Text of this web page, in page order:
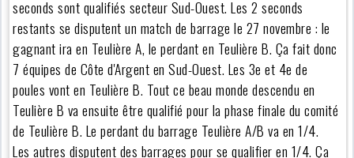
seconds sont qualifiés secteur Sud-Ouest. Les 2 seconds
restants se disputent un match de barrage le 27 novembre : le
gagnant ira en Teulière A, le perdant en Teulière B. Ça fait donc
7 équipes de Côte d'Argent en Sud-Ouest. Les 3e et 4e de
poules vont en Teulière B. Tout ce beau monde descendu en
Teulière B va ensuite être qualifié pour la phase finale du comité
de Teulière B. Le perdant du barrage Teulière A/B va en 1/4.
Les autres disputent des barrages pour se qualifier en 1/4. Ça